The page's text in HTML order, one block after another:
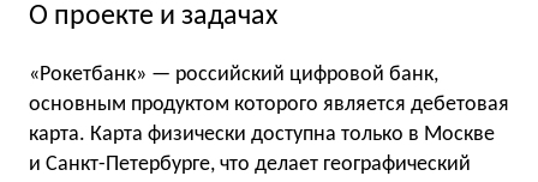
О проекте и задачах
«Рокетбанк» — российский цифровой банк,
основным продуктом которого является дебетовая
карта. Карта физически доступна только в Москве
и Санкт-Петербурге, что делает географический